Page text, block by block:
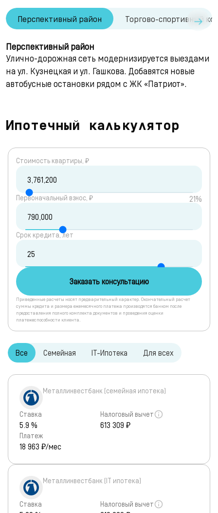
Перспективный район Торгово-спортивный
→
Перспективный район
Улично-дорожная сеть модернизируется выездами
на ул. Кузнецкая и ул. Гашкова. Добавятся новые
автобусные остановки рядом с ЖК «Патриот».
Ипотечный калькулятор
Cтоимость квартиры, ₽
Первоначальный взнос, ₽ 21%
Срок кредита, лет
Заказать консультацию
Приведенные расчеты носят предварительный характер. Окончательный расчет
суммы кредита и размера ежемесячного платежа производятся банком после
предоставления полного комплекта документов и проведения оценки
платежеспособности клиента.
Все Семейная IT-Ипотека Для всех
Металлинвестбанк (семейная ипотека)
Ставка
5.9 %
Налоговый вычет
613 309 ₽
Платеж
18 963 ₽/мес
Металлинвестбанк (IT ипотека)
Ставка Налоговый вычет